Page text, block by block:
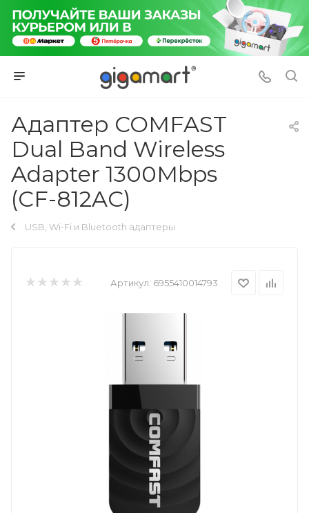
Адаптер COMFAST
Dual Band Wireless
Adapter 1300Mbps
(CF-812AC)
USB, Wi-Fi и Bluetooth адаптеры
Артикул: 6955410014793